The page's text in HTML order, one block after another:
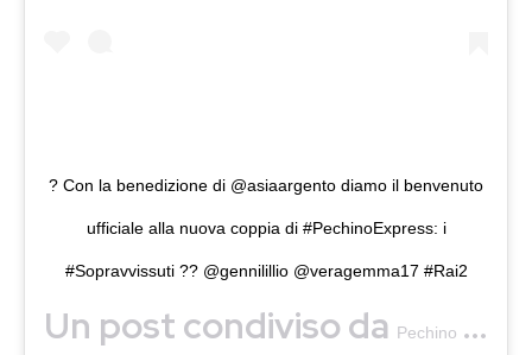
? Con la benedizione di @asiaargento diamo il benvenuto
ufficiale alla nuova coppia di #PechinoExpress: i
#Sopravvissuti ?? @gennilillio @veragemma17 #Rai2
Un post condiviso da Pechino Express